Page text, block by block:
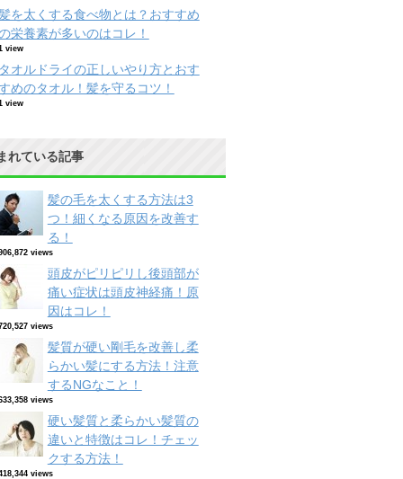
を太くする食べ物とは？おすすめ
栄養素が多いのはコレ！
view
オルドライの正しいやり方とおす
めのタオル！髪を守るコツ！
view
れている記事
髪の毛を太くする方法は3
つ！細くなる原因を改善す
る！
views
頭皮がピリピリし後頭部が
痛い症状は頭皮神経痛！原
因はコレ！
views
髪質が硬い剛毛を改善し柔
らかい髪にする方法！注意
するNGなこと！
views
硬い髪質と柔らかい髪質の
違いと特徴はコレ！チェッ
クする方法！
views